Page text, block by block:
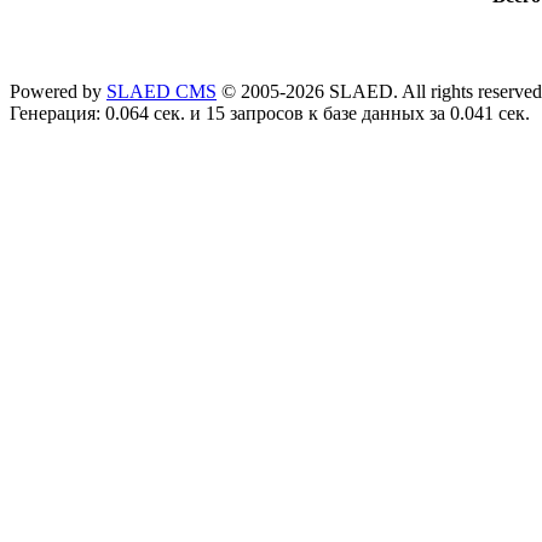
Powered by SLAED CMS © 2005-2026 SLAED. All rights
Генерация: 0.064 сек. и 15 запросов к базе данных за 0.041 сек.